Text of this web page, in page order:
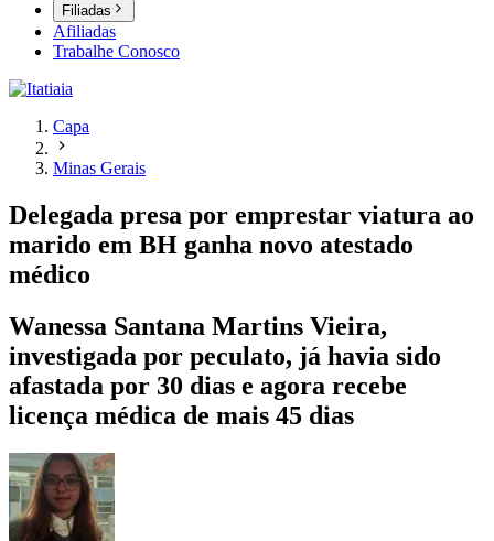
Filiadas
Afiliadas
Trabalhe Conosco
Capa
Minas Gerais
Delegada presa por emprestar viatura ao
marido em BH ganha novo atestado
médico
Wanessa Santana Martins Vieira,
investigada por peculato, já havia sido
afastada por 30 dias e agora recebe
licença médica de mais 45 dias